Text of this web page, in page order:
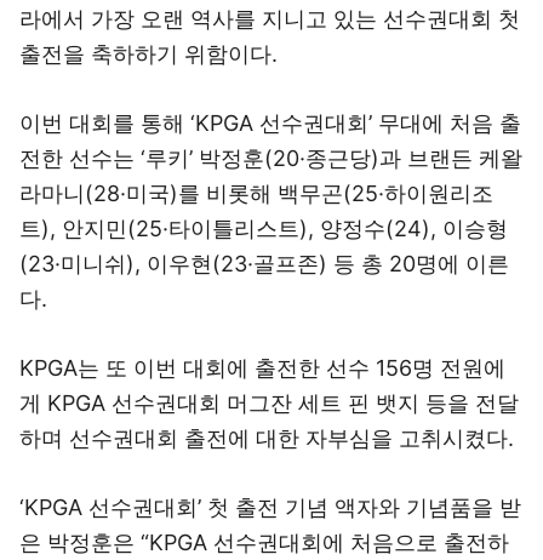
라에서 가장 오랜 역사를 지니고 있는 선수권대회 첫
출전을 축하하기 위함이다.
이번 대회를 통해 ‘KPGA 선수권대회’ 무대에 처음 출
전한 선수는 ‘루키’ 박정훈(20·종근당)과 브랜든 케왈
라마니(28·미국)를 비롯해 백무곤(25·하이원리조
트), 안지민(25·타이틀리스트), 양정수(24), 이승형
(23·미니쉬), 이우현(23·골프존) 등 총 20명에 이른
다.
KPGA는 또 이번 대회에 출전한 선수 156명 전원에
게 KPGA 선수권대회 머그잔 세트 핀 뱃지 등을 전달
하며 선수권대회 출전에 대한 자부심을 고취시켰다.
‘KPGA 선수권대회’ 첫 출전 기념 액자와 기념품을 받
은 박정훈은 “KPGA 선수권대회에 처음으로 출전하